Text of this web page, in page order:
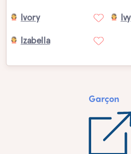
Ivory Ivy
Izabella
Garçon